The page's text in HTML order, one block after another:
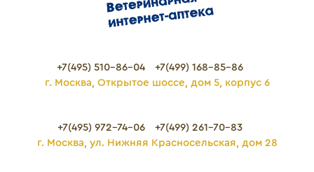
+7(495) 510-86-04
+7(499) 168-85-86
г. Москва, Открытое шоссе, дом 5, корпус 6
+7(495) 972-74-06
+7(499) 261-70-83
г. Москва, ул. Нижняя Красносельская, дом 28